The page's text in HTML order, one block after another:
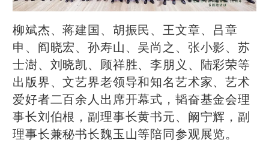
柳斌杰、蒋建国、胡振民、王文章、吕章
申、阎晓宏、孙寿山、吴尚之、张小影、苏
士澍、刘晓凯、顾祥胜、李朋义、陆彩荣等
出版界、文艺界老领导和知名艺术家、艺术
爱好者二百余人出席开幕式，韬奋基金会理
事长刘伯根，副理事长黄书元、阚宁辉，副
理事长兼秘书长魏玉山等陪同参观展览。